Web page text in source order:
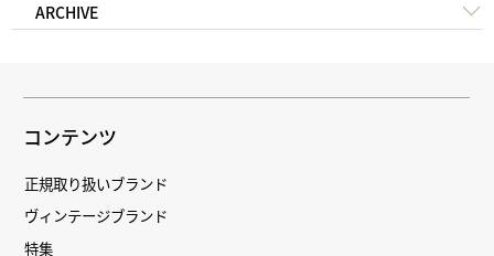
ARCHIVE
コンテンツ
正規取り扱いブランド
ヴィンテージブランド
特集